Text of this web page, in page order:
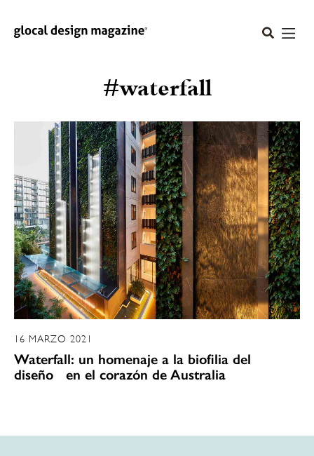
#waterfall
16 MARZO 2021
Waterfall: un homenaje a la biofilia del
diseño en el corazón de Australia